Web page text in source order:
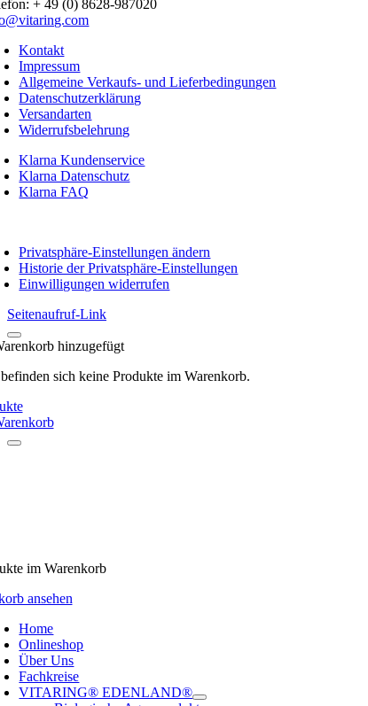
+ 49 (0) 8628-987020
Kontakt
Impressum
Allgemeine Verkaufs- und Lieferbedingungen
Datenschutzerklärung
Versandarten
Widerrufsbelehrung
Klarna Kundenservice
Klarna Datenschutz
Klarna FAQ
Privatsphäre-Einstellungen ändern
Historie der Privatsphäre-Einstellungen
Einwilligungen widerrufen
Seitenaufruf-Link
hinzugefügt
sich keine Produkte im Warenkorb.
im Warenkorb
ansehen
Home
Onlineshop
Über Uns
Fachkreise
VITARING® EDENLAND®